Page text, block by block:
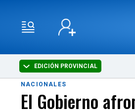
EDICIÓN PROVINCIAL
NACIONALES
El Gobierno